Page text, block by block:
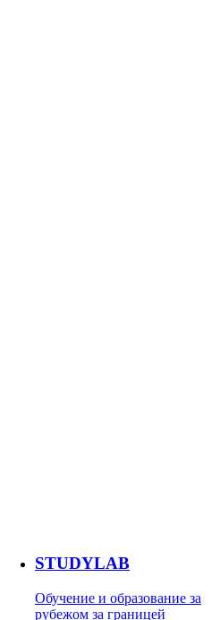
STUDYLAB
Обучение и образование за
рубежом за границей